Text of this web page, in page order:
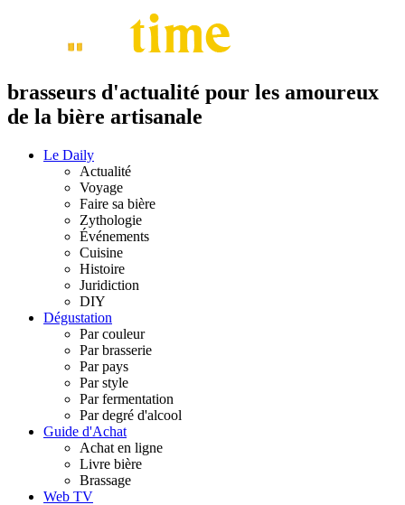
brasseurs d'actualité pour les amoureux
de la bière artisanale
Le Daily
Actualité
Voyage
Faire sa bière
Zythologie
Événements
Cuisine
Histoire
Juridiction
DIY
Dégustation
Par couleur
Par brasserie
Par pays
Par style
Par fermentation
Par degré d'alcool
Guide d'Achat
Achat en ligne
Livre bière
Brassage
Web TV